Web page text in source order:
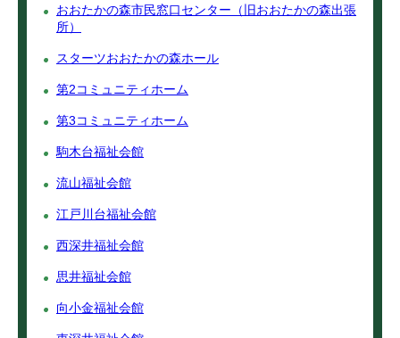
おおたかの森市民窓口センター（旧おおたかの森出張
所）
スターツおおたかの森ホール
第2コミュニティホーム
第3コミュニティホーム
駒木台福祉会館
流山福祉会館
江戸川台福祉会館
西深井福祉会館
思井福祉会館
向小金福祉会館